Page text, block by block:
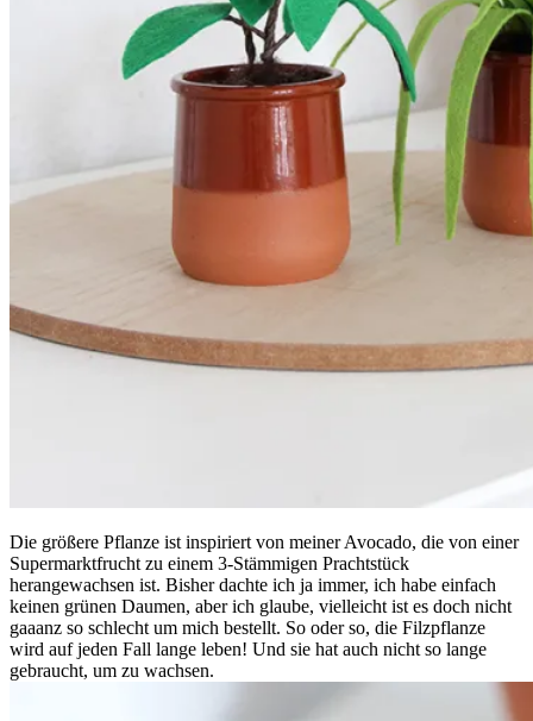
Die größere Pflanze ist inspiriert von meiner Avocado, die von einer
Supermarktfrucht zu einem 3-Stämmigen Prachtstück
herangewachsen ist. Bisher dachte ich ja immer, ich habe einfach
keinen grünen Daumen, aber ich glaube, vielleicht ist es doch nicht
gaaanz so schlecht um mich bestellt. So oder so, die Filzpflanze
wird auf jeden Fall lange leben! Und sie hat auch nicht so lange
gebraucht, um zu wachsen.